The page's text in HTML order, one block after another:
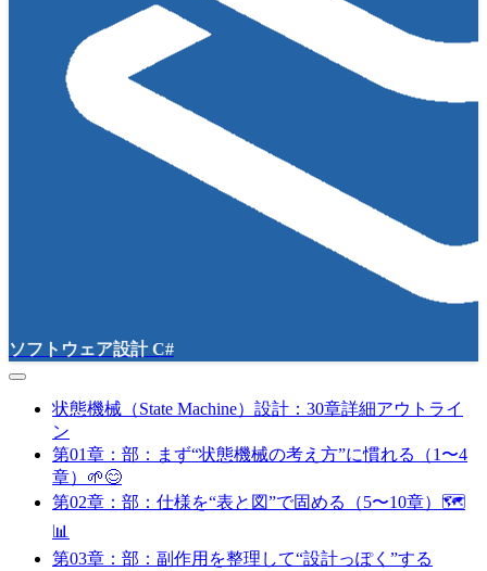
ソフトウェア設計 C#
状態機械（State Machine）設計：30章詳細アウトライ
ン
第01章：部：まず“状態機械の考え方”に慣れる（1〜4
章）🌱😊
第02章：部：仕様を“表と図”で固める（5〜10章）🗺️
📊
第03章：部：副作用を整理して“設計っぽく”する